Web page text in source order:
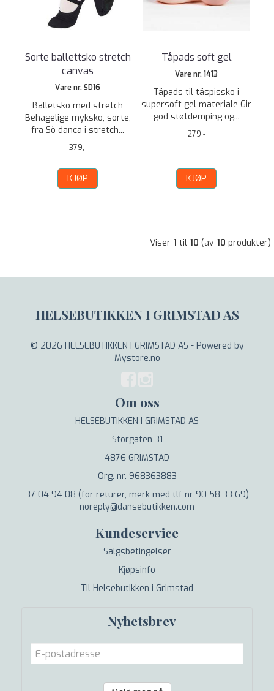
Sorte ballettsko stretch
canvas
Vare nr. SD16
Balletsko med stretch
Behagelige myksko, sorte,
fra Sò danca i stretch...
379,-
KJØP
Tåpads soft gel
Vare nr. 1413
Tåpads til tåspissko i
supersoft gel materiale Gir
god støtdemping og...
279,-
KJØP
Viser 1 til 10 (av 10 produkter)
HELSEBUTIKKEN I GRIMSTAD AS
© 2026 HELSEBUTIKKEN I GRIMSTAD AS - Powered by
Mystore.no
Om oss
HELSEBUTIKKEN I GRIMSTAD AS
Storgaten 31
4876 GRIMSTAD
Org. nr. 968363883
37 04 94 08 (for returer, merk med tlf nr 90 58 33 69)
noreply@dansebutikken.com
Kundeservice
Salgsbetingelser
Kjøpsinfo
Til Helsebutikken i Grimstad
Nyhetsbrev